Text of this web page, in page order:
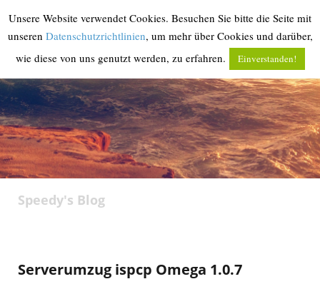
‹
return

MENU
Speedy's Blog
Serverumzug ispcp Omega 1.0.7
Unsere Website verwendet Cookies. Besuchen Sie bitte die Seite mit
unseren Datenschutzrichtlinien, um mehr über Cookies und darüber,
wie diese von uns genutzt werden, zu erfahren.
Einverstanden!